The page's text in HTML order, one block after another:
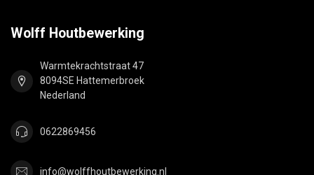
Wolff Houtbewerking
Warmtekrachtstraat 47
8094SE Hattemerbroek
Nederland
0622869456
info@wolffhoutbewerking.nl